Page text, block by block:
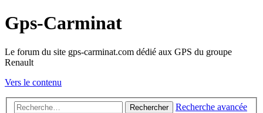
Gps-Carminat
Le forum du site gps-carminat.com dédié aux GPS du groupe
Renault
Vers le contenu
Rechercher Recherche avancée